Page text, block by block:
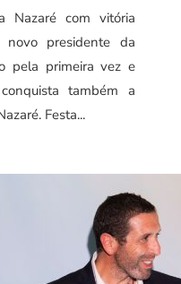
Nazaré com vitória
presidente da
pela primeira vez e
também a
Festa...